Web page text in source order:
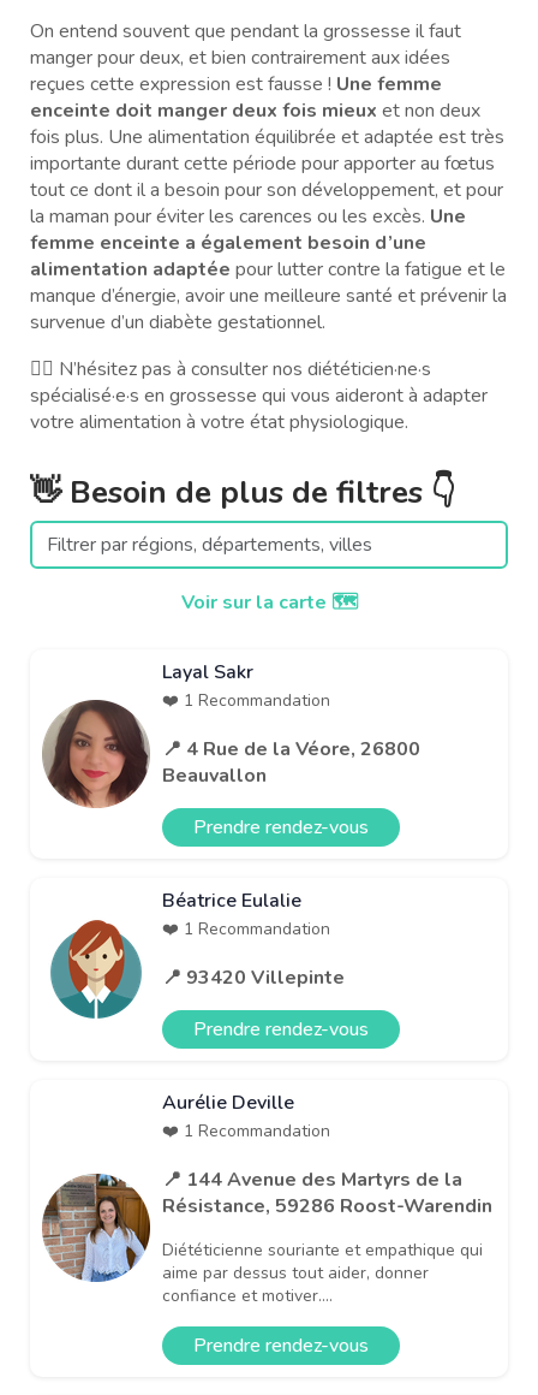
On entend souvent que pendant la grossesse il faut
manger pour deux, et bien contrairement aux idées
reçues cette expression est fausse ! Une femme
enceinte doit manger deux fois mieux et non deux
fois plus. Une alimentation équilibrée et adaptée est très
importante durant cette période pour apporter au fœtus
tout ce dont il a besoin pour son développement, et pour
la maman pour éviter les carences ou les excès. Une
femme enceinte a également besoin d’une
alimentation adaptée pour lutter contre la fatigue et le
manque d’énergie, avoir une meilleure santé et prévenir la
survenue d’un diabète gestationnel.
🧑‍⚕️ N’hésitez pas à consulter nos diététicien·ne·s
spécialisé·e·s en grossesse qui vous aideront à adapter
votre alimentation à votre état physiologique.
👋 Besoin de plus de filtres 👇
Voir sur la carte 🗺️
Layal Sakr
❤️ 1 Recommandation
📍 4 Rue de la Véore, 26800
Beauvallon
Prendre rendez-vous
Béatrice Eulalie
❤️ 1 Recommandation
📍 93420 Villepinte
Prendre rendez-vous
Aurélie Deville
❤️ 1 Recommandation
📍 144 Avenue des Martyrs de la
Résistance, 59286 Roost-Warendin
Diététicienne souriante et empathique qui
aime par dessus tout aider, donner
confiance et motiver....
Prendre rendez-vous